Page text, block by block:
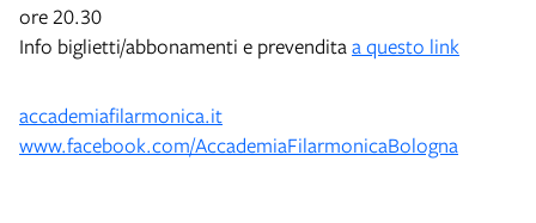
ore 20.30
Info biglietti/abbonamenti e prevendita a questo link
accademiafilarmonica.it
www.facebook.com/AccademiaFilarmonicaBologna